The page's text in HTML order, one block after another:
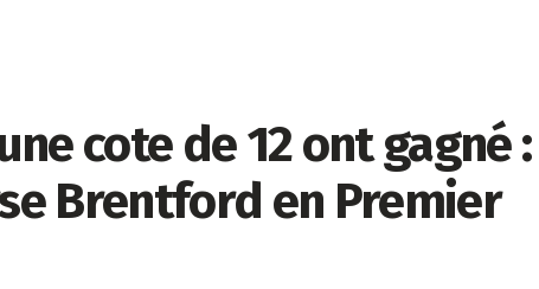
cote de 12 ont gagné :
Brentford en Premier